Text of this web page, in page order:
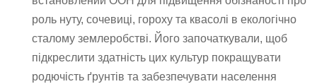
роль нуту, сочевиці, гороху та квасолі в екологічно
сталому землеробстві. Його започаткували, щоб
підкреслити здатність цих культур покращувати
родючість ґрунтів та забезпечувати населення